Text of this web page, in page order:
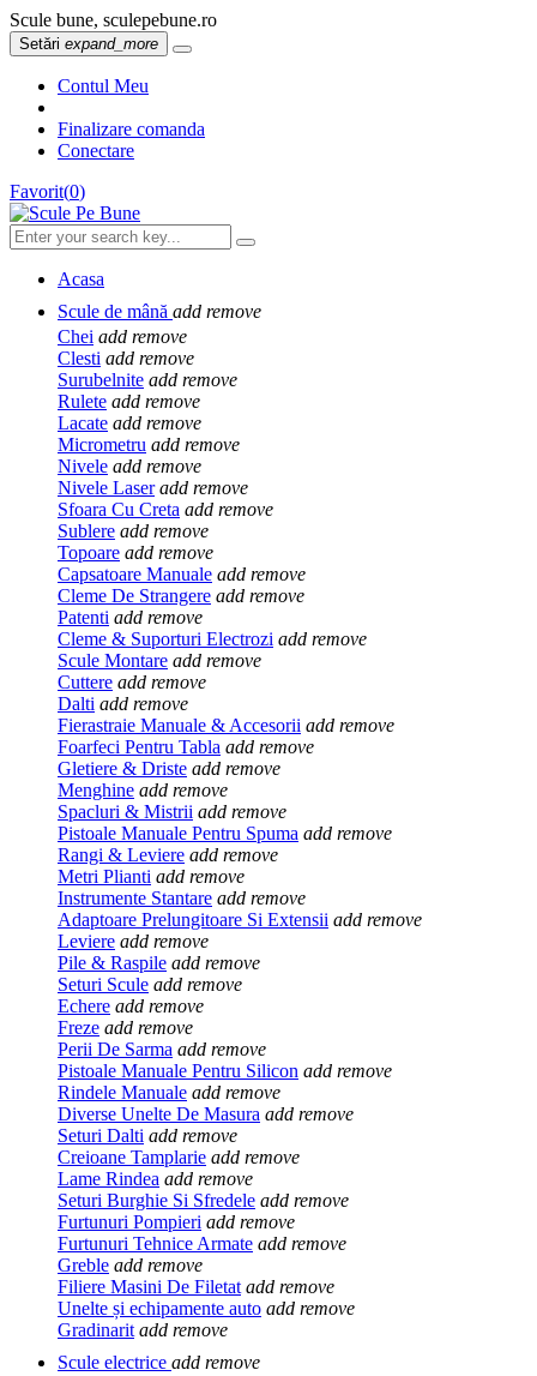
Scule bune, sculepebune.ro
Setări expand_more
Contul Meu
Finalizare comanda
Conectare
Favorit(0)
Acasa
Scule de mână add remove
Chei add remove
Clesti add remove
Surubelnite add remove
Rulete add remove
Lacate add remove
Micrometru add remove
Nivele add remove
Nivele Laser add remove
Sfoara Cu Creta add remove
Sublere add remove
Topoare add remove
Capsatoare Manuale add remove
Cleme De Strangere add remove
Patenti add remove
Cleme & Suporturi Electrozi add remove
Scule Montare add remove
Cuttere add remove
Dalti add remove
Fierastraie Manuale & Accesorii add remove
Foarfeci Pentru Tabla add remove
Gletiere & Driste add remove
Menghine add remove
Spacluri & Mistrii add remove
Pistoale Manuale Pentru Spuma add remove
Rangi & Leviere add remove
Metri Plianti add remove
Instrumente Stantare add remove
Adaptoare Prelungitoare Si Extensii add remove
Leviere add remove
Pile & Raspile add remove
Seturi Scule add remove
Echere add remove
Freze add remove
Perii De Sarma add remove
Pistoale Manuale Pentru Silicon add remove
Rindele Manuale add remove
Diverse Unelte De Masura add remove
Seturi Dalti add remove
Creioane Tamplarie add remove
Lame Rindea add remove
Seturi Burghie Si Sfredele add remove
Furtunuri Pompieri add remove
Furtunuri Tehnice Armate add remove
Greble add remove
Filiere Masini De Filetat add remove
Unelte și echipamente auto add remove
Gradinarit add remove
Scule electrice add remove